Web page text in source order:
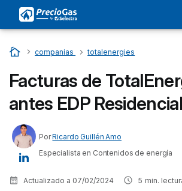
Inicio
…
companias …
totalenergies
Facturas de
antes EDP Residencial
PorRicardo Guillén Amo
Especialista en Contenidos de energía
Actualizado a 07/02/2024 5 min.